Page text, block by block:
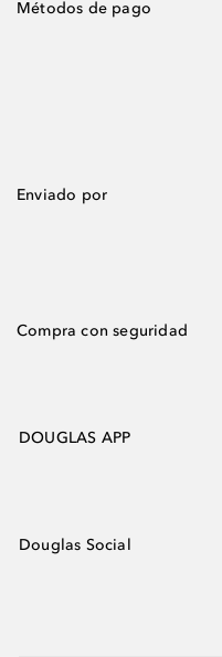
Métodos de pago
Enviado por
Compra con seguridad
DOUGLAS APP
Douglas Social